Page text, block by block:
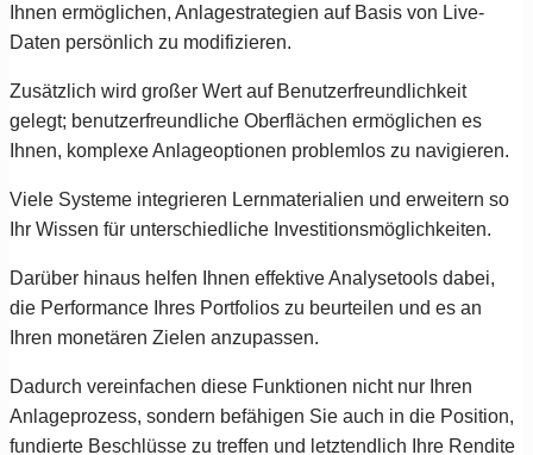
Ihnen ermöglichen, Anlagestrategien auf Basis von Live-
Daten persönlich zu modifizieren.
Zusätzlich wird großer Wert auf Benutzerfreundlichkeit
gelegt; benutzerfreundliche Oberflächen ermöglichen es
Ihnen, komplexe Anlageoptionen problemlos zu navigieren.
Viele Systeme integrieren Lernmaterialien und erweitern so
Ihr Wissen für unterschiedliche Investitionsmöglichkeiten.
Darüber hinaus helfen Ihnen effektive Analysetools dabei,
die Performance Ihres Portfolios zu beurteilen und es an
Ihren monetären Zielen anzupassen.
Dadurch vereinfachen diese Funktionen nicht nur Ihren
Anlageprozess, sondern befähigen Sie auch in die Position,
fundierte Beschlüsse zu treffen und letztendlich Ihre Rendite